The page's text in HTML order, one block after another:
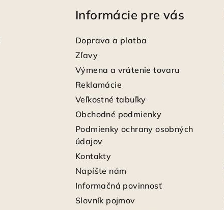
Informácie pre vás
Doprava a platba
Zľavy
Výmena a vrátenie tovaru
Reklamácie
Veľkostné tabuľky
Obchodné podmienky
Podmienky ochrany osobných
údajov
Kontakty
Napíšte nám
Informačná povinnosť
Slovník pojmov